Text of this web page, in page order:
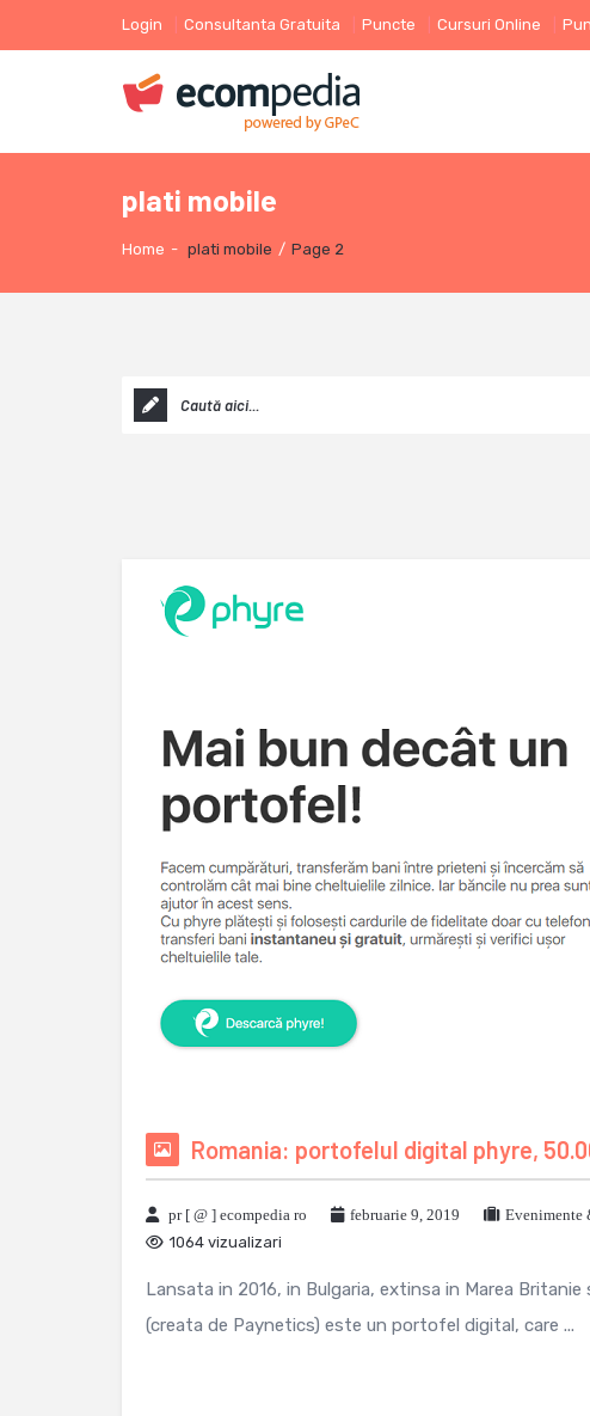
Login Consultanta Gratuita Puncte Cursuri Online
plati mobile
Home - plati mobile / Page 2
Romania: portofelul digital phyre,
pr [ @ ] ecompedia ro februarie 9, 2019 Evenimente
1064 vizualizari
Lansata in 2016, in Bulgaria, extinsa in Marea
(creata de Paynetics) este un portofel digital, care ...